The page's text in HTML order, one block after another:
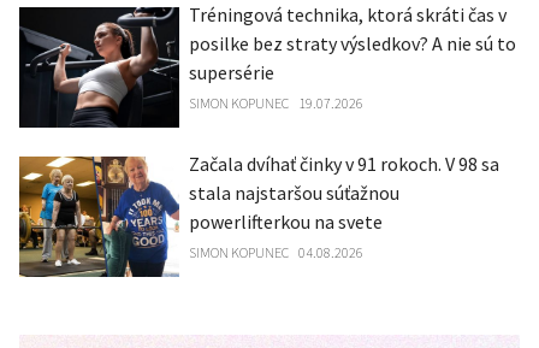
Tréningová technika, ktorá skráti čas v
posilke bez straty výsledkov? A nie sú to
supersérie
SIMON KOPUNEC 19.07.2026
Začala dvíhať činky v 91 rokoch. V 98 sa
stala najstaršou súťažnou
powerlifterkou na svete
SIMON KOPUNEC 04.08.2026